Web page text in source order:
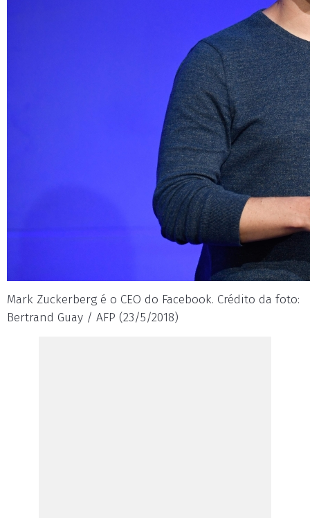
Mark Zuckerberg é o CEO do Facebook. Crédito da foto:
Bertrand Guay / AFP (23/5/2018)